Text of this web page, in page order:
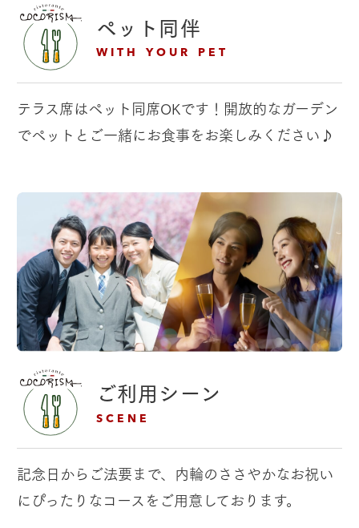
ペット同伴
WITH YOUR PET
テラス席はペット同席OKです！ 開放的なガーデン
でペットとご一緒にお食事をお楽しみください♪
ご利用シーン
SCENE
記念日からご法要まで、内輪のささやかなお祝い
にぴったりなコースをご用意しております。